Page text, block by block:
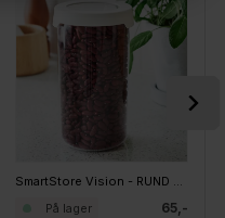
SmartStore Vision - RUND opbevaringsbøtte til tørvarer - 1,45 liter
65,-
På lager